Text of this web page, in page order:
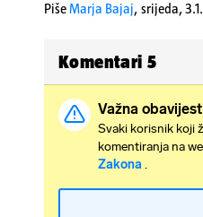
PišeMarja Bajaj, srijeda,
Komentari 5
Važna
Svaki korisnik koji
komentiranja na
Zakona .